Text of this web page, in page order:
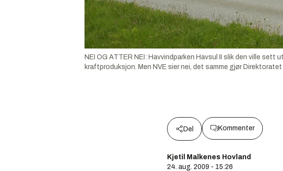
NEI OG ATTER NEI: Havvindparken Havsul II slik den ville
kraftproduksjon. Men NVE sier nei, det samme gjør
Del Kommenter
Kjetil Malkenes Hovland
24. aug. 2009 - 15:26